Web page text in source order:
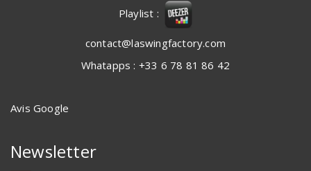
Playlist :
contact@laswingfactory.com
Whatapps : +33 6 78 81 86 42
Avis Google
Newsletter